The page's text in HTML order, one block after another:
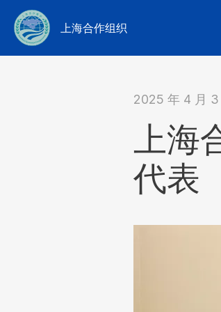
上海合作组织
2025 年 4 月 3
上海
代表